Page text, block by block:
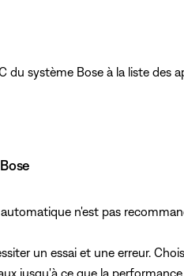
du système Bose à la liste des
n'est pas
un essai et une erreur.
jusqu'à ce que la